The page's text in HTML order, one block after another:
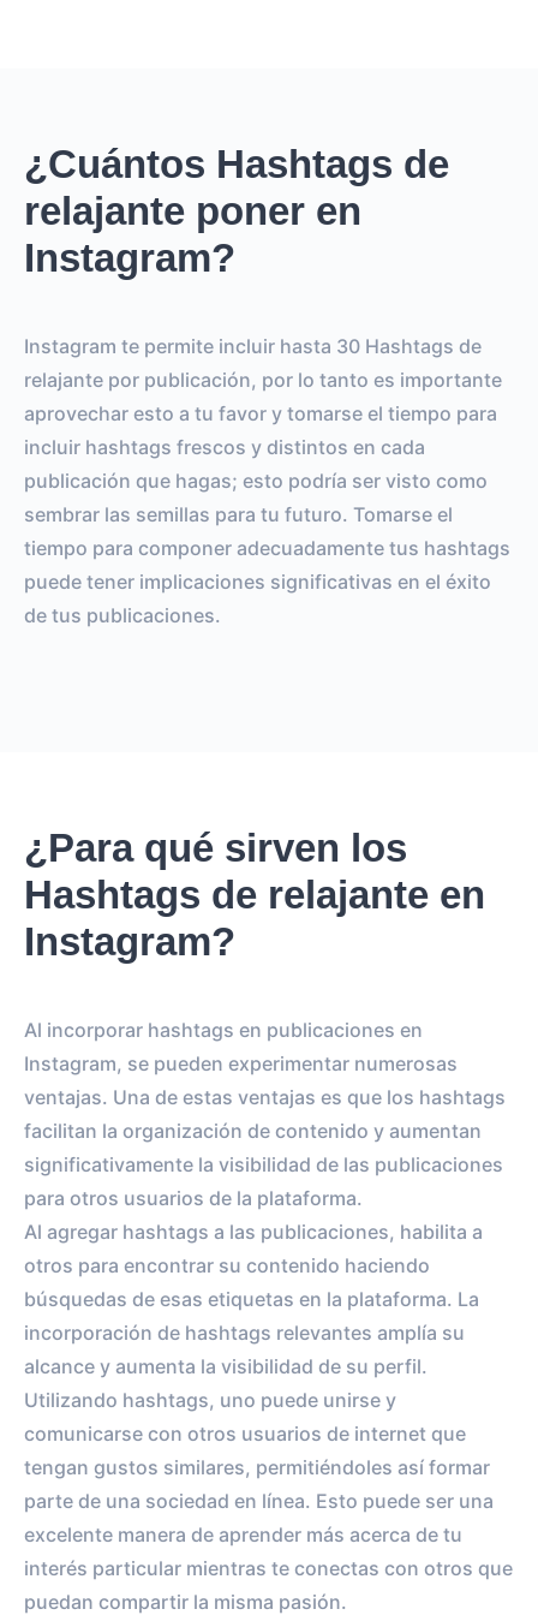
¿Cuántos Hashtags de
relajante poner en
Instagram?
Instagram te permite incluir hasta 30 Hashtags de
relajante por publicación, por lo tanto es importante
aprovechar esto a tu favor y tomarse el tiempo para
incluir hashtags frescos y distintos en cada
publicación que hagas; esto podría ser visto como
sembrar las semillas para tu futuro. Tomarse el
tiempo para componer adecuadamente tus hashtags
puede tener implicaciones significativas en el éxito
de tus publicaciones.
¿Para qué sirven los
Hashtags de relajante en
Instagram?
Al incorporar hashtags en publicaciones en
Instagram, se pueden experimentar numerosas
ventajas. Una de estas ventajas es que los hashtags
facilitan la organización de contenido y aumentan
significativamente la visibilidad de las publicaciones
para otros usuarios de la plataforma.
Al agregar hashtags a las publicaciones, habilita a
otros para encontrar su contenido haciendo
búsquedas de esas etiquetas en la plataforma. La
incorporación de hashtags relevantes amplía su
alcance y aumenta la visibilidad de su perfil.
Utilizando hashtags, uno puede unirse y
comunicarse con otros usuarios de internet que
tengan gustos similares, permitiéndoles así formar
parte de una sociedad en línea. Esto puede ser una
excelente manera de aprender más acerca de tu
interés particular mientras te conectas con otros que
puedan compartir la misma pasión.